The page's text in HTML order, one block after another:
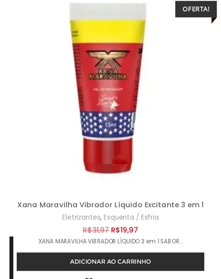
OFERTA!
Xana Maravilha Vibrador Líquido Excitante 3 em 1
Eletrizantes, Esquenta / Esfria
R$31,97 O
preço
original
era:
R$19,97O
preço
atual
é:
XANA MARAVILHA VIBRADOR LÍQUIDO 3 em 1 SABOR…
ADICIONAR AO CARRINHO